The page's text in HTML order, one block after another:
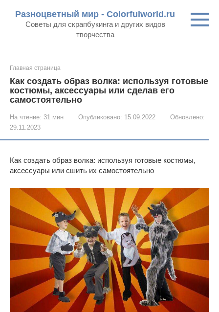
контенту
Разноцветный мир - Colorfulworld.ru
Советы для скрапбукинга и других видов
творчества
Главная страница
Как создать образ волка: используя готовые
костюмы, аксессуары или сделав его
самостоятельно
На чтение: 31 мин Опубликовано: 15.09.2022
Обновлено:
29.11.2023
Как создать образ волка: используя готовые костюмы,
аксессуары или сшить их самостоятельно